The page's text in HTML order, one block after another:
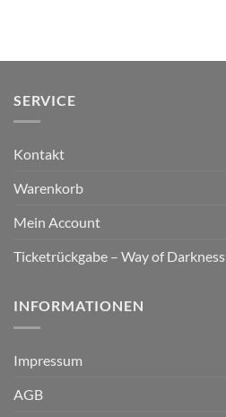
SERVICE
Kontakt
Warenkorb
Mein Account
Ticketrückgabe – Way of Darkness
INFORMATIONEN
Impressum
AGB